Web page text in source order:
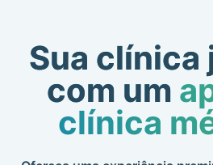
Sua clínica
com um
clínica